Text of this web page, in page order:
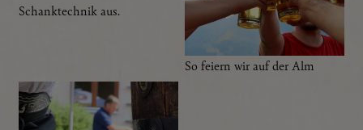
Schanktechnik aus.
So feiern wir auf der Alm